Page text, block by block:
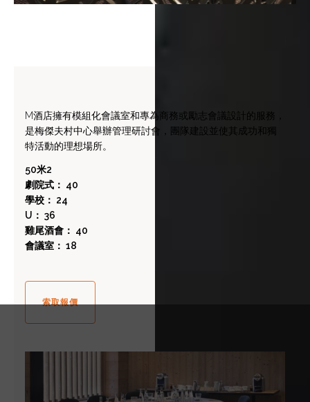
M酒店擁有模組化會議室和專為商務或勵志會議設計的服務，
是梅傑夫村中心舉辦管理研討會，團隊建設並使其成功和獨
特活動的理想場所。
50米2
劇院式： 40
學校： 24
U： 36
雞尾酒會： 40
會議室： 18
索取報價